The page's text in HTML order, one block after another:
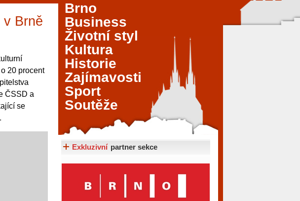
Brně
20 procent
ČSSD a
se
Brně: Od
skvělé
jiné je ale také
vyzkoušet
moravské
od klasické
pravidelné
Brno
Business
Životní styl
Kultura
Historie
Zajímavosti
Sport
Soutěže
Exkluzivní partner sekce